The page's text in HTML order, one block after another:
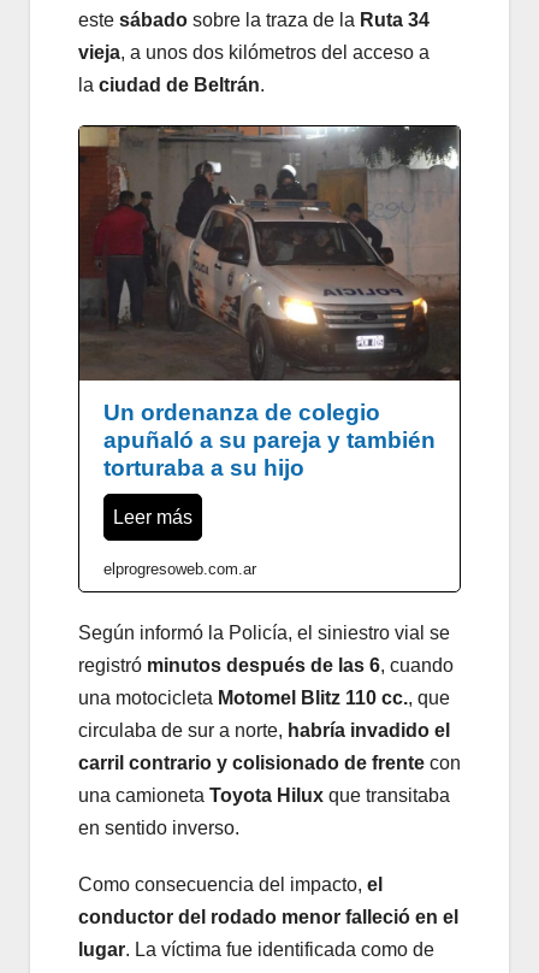
este sábado sobre la traza de la Ruta 34
vieja, a unos dos kilómetros del acceso a
la ciudad de Beltrán.
Un ordenanza de colegio
apuñaló a su pareja y también
torturaba a su hijo
Leer más
elprogresoweb.com.ar
Según informó la Policía, el siniestro vial se
registró minutos después de las 6, cuando
una motocicleta Motomel Blitz 110 cc., que
circulaba de sur a norte, habría invadido el
carril contrario y colisionado de frente con
una camioneta Toyota Hilux que transitaba
en sentido inverso.
Como consecuencia del impacto, el
conductor del rodado menor falleció en el
lugar. La víctima fue identificada como de